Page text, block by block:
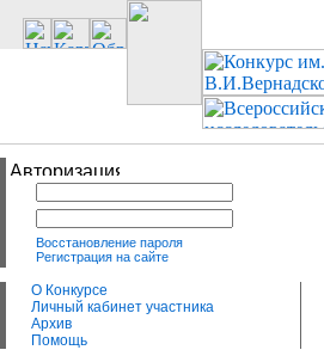
Восстановление пароля
Регистрация на сайте
О Конкурсе
Личный кабинет участника
Архив
Помощь